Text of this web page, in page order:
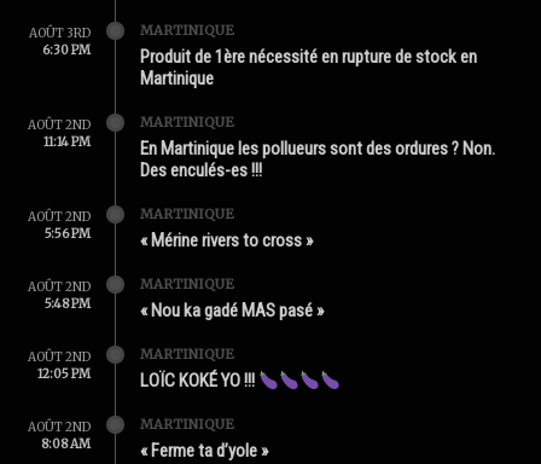
AOÛT 3RD
6:30 PM
MARTINIQUE
Produit de 1ère nécessité en rupture de stock en
Martinique
AOÛT 2ND
11:14 PM
MARTINIQUE
En Martinique les pollueurs sont des ordures ? Non.
Des enculés-es !!!
AOÛT 2ND
5:56 PM
MARTINIQUE
« Mérine rivers to cross »
AOÛT 2ND
5:48 PM
MARTINIQUE
« Nou ka gadé MAS pasé »
AOÛT 2ND
12:05 PM
MARTINIQUE
LOÏC KOKÉ YO !!!
AOÛT 2ND
8:08 AM
MARTINIQUE
« Ferme ta d’yole »